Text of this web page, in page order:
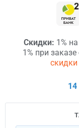
Скидки: 1% на
1% при
скидки
14